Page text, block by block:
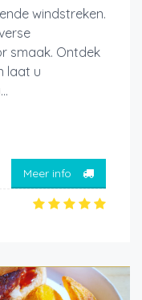
windstreken.
smaak. Ontdek
laat u
Meer info